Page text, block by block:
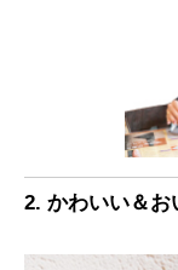
2. かわいい＆お